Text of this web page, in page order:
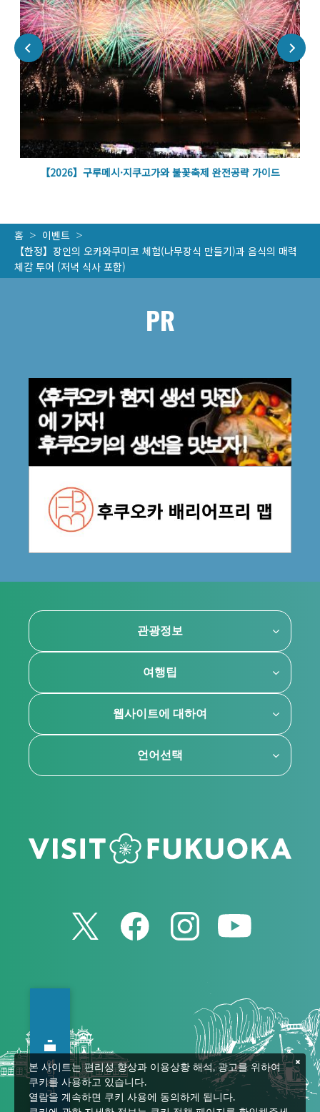
【2026】구루메시·지쿠고가와 불꽃축제 완전공략 가이드
예약하기
홈
이벤트
【한정】장인의 오카와쿠미코 체험(나무장식 만들기)과 음식의 매력
체감 투어 (저녁 식사 포함)
PR
관광정보
여행팁
웹사이트에 대하여
언어선택
본 사이트는 편리성 향상과 이용상황 해석, 광고를 위하여
쿠키를 사용하고 있습니다.
열람을 계속하면 쿠키 사용에 동의하게 됩니다.